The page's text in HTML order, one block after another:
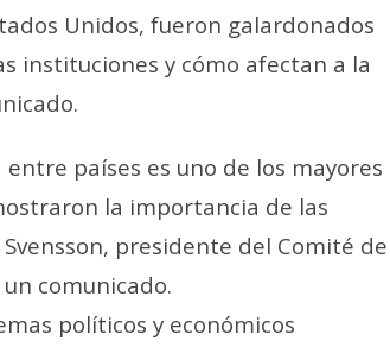
Unidos, fueron galardonados
instituciones y cómo afectan a la
países es uno de los mayores
la importancia de las
presidente del Comité
comunicado.
políticos y económicos